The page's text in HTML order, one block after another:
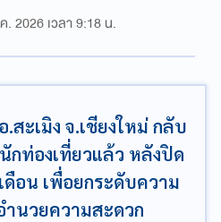
. 2026 เวลา 9:18 น.
สะเมิง จ.เชียงใหม่ กลับ
กท่องเที่ยวแล้ว หลังปิด
อน เพื่อยกระดับความ
นวยความสะดวก